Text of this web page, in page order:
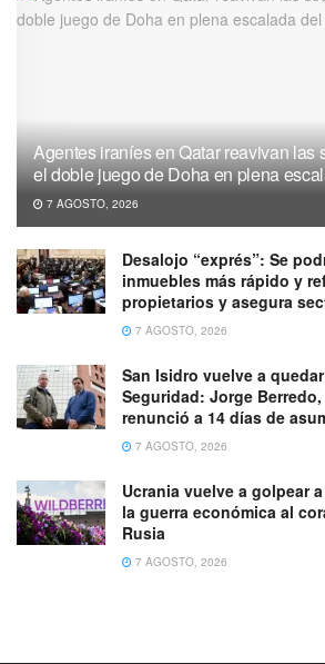
Agentes iraníes en Qatar reavivan las
el doble juego de Doha en plena
7 AGOSTO, 2026
Desalojo “exprés”: Se
inmuebles más rápido y
propietarios y asegura
7 AGOSTO, 2026
San Isidro vuelve a
Seguridad: Jorge
renunció a 14 días de
7 AGOSTO, 2026
Ucrania vuelve a golpear
la guerra económica al
Rusia
7 AGOSTO, 2026